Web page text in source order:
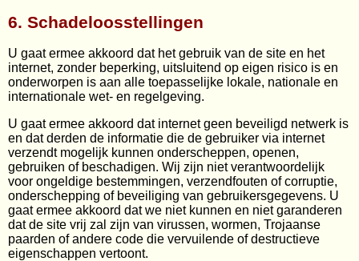
6. Schadeloosstellingen
U gaat ermee akkoord dat het gebruik van de site en het
internet, zonder beperking, uitsluitend op eigen risico is en
onderworpen is aan alle toepasselijke lokale, nationale en
internationale wet- en regelgeving.
U gaat ermee akkoord dat internet geen beveiligd netwerk is
en dat derden de informatie die de gebruiker via internet
verzendt mogelijk kunnen onderscheppen, openen,
gebruiken of beschadigen. Wij zijn niet verantwoordelijk
voor ongeldige bestemmingen, verzendfouten of corruptie,
onderschepping of beveiliging van gebruikersgegevens. U
gaat ermee akkoord dat we niet kunnen en niet garanderen
dat de site vrij zal zijn van virussen, wormen, Trojaanse
paarden of andere code die vervuilende of destructieve
eigenschappen vertoont.